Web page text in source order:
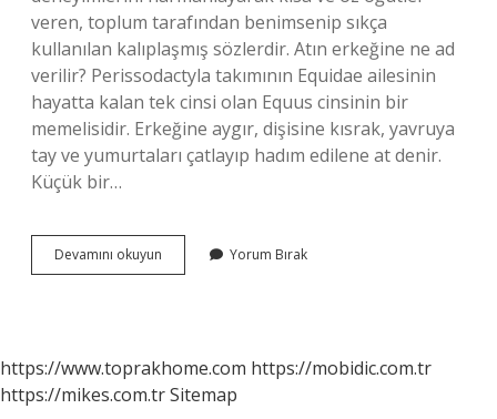
veren, toplum tarafından benimsenip sıkça
kullanılan kalıplaşmış sözlerdir. Atın erkeğine ne ad
verilir? Perissodactyla takımının Equidae ailesinin
hayatta kalan tek cinsi olan Equus cinsinin bir
memelisidir. Erkeğine aygır, dişisine kısrak, yavruya
tay ve yumurtaları çatlayıp hadım edilene at denir.
Küçük bir…
Devamını okuyun
Atın
Atın
Varsa
Yorum Bırak
https://www.toprakhome.com https://mobidic.com.tr
https://mikes.com.trSitemap